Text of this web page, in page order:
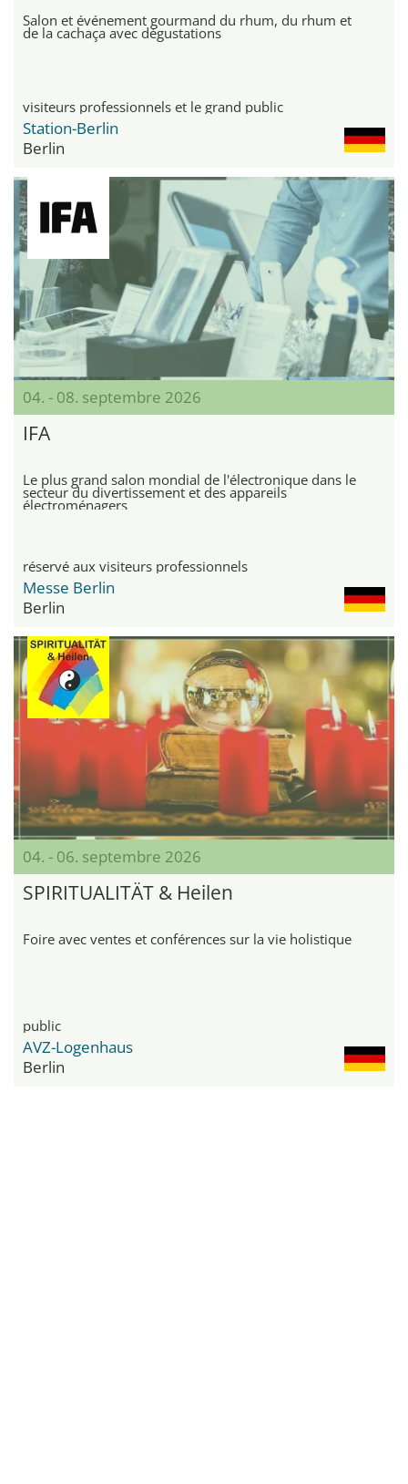
Salon et événement gourmand du rhum, du rhum et
de la cachaça avec dégustations
visiteurs professionnels et le grand public
Station-Berlin
Berlin
04. - 08. septembre 2026
IFA
Le plus grand salon mondial de l'électronique dans le
secteur du divertissement et des appareils
électroménagers
réservé aux visiteurs professionnels
Messe Berlin
Berlin
04. - 06. septembre 2026
SPIRITUALITÄT & Heilen
Foire avec ventes et conférences sur la vie holistique
public
AVZ-Logenhaus
Berlin